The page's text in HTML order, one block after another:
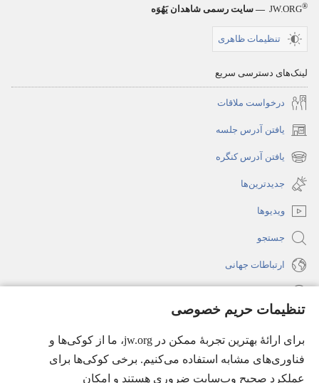
تنظیمات حریم خصوصی
برای ارائهٔ بهترین تجربهٔ ممکن در jw.org، ما از کوکی‌ها و
فناوری‌های مشابه استفاده می‌کنیم. برخی کوکی‌ها برای
عملکرد صحیح وب‌سایت ضروری هستند و امکان
JW.ORG® — سایت رسمی شاهدان یَهُوَه
تنظیمات ظاهری
لینک‌های دسترسی سریع
درخواست ملاقات
یافتن آدرس جلسه
(پنجره‌ای
جدید
می‌شود)
یافتن آدرس کنگره
(پنجره‌ای
جدید
می‌شود)
جدیدترین‌ها
ویدیوها
جستجو
ارتباطات جهانی
(پنجره‌ای
جدید
(پنجره‌ای